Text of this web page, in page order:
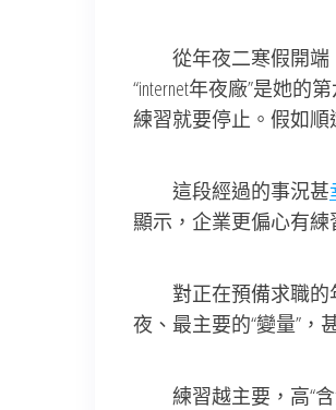
從年夜二寒假開端
“internet年夜廠”是她
練習就要停止。假如
這段經過的事況甚
顯示，企業更偏心有練
對正在預備求職的年
夜、最主要的“變量”，
練習越主要，高“含